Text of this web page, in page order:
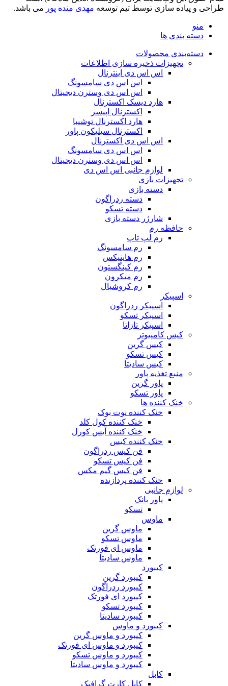
طراحی و پیاده سازی توسط تیم توسعه مهدی منده پور می باشد.
منو
دسته بندی ها
دسته‌بندی محصولات
تجهیزات ذخیره سازی اطلاعات
اس اس دی اینترنال
اس اس دی سامسونگ
اس اس دی وسترن دیجیتال
هارد دیسک اکسترنال
اکسترنال اپیسر
هارد اکسترنال توشیبا
اکسترنال سیلیکون پاور
اس اس دی اکسترنال
اس اس دی سامسونگ
اس اس دی وسترن دیجیتال
لوازم جانبی اس اس دی
تجهیزات بازی
دسته بازی
دسته ردراگون
دسته تسکو
شارژر دسته بازی
حافظه رم
رم لپ تاپ
رم سامسونگ
رم هاینیکس
رم کینگستون
رم میکرون
رم کروشیال
اسپیکر
اسپیکر ردراگون
اسپیکر تسکو
اسپیکر تازاتا
کیس کامپیوتر
کیس گرین
کیس تسکو
کیس سادیتا
منبع تغذیه‌ پاور
پاور گرین
پاور تسکو
خنک کننده ها
خنک کننده نوت بوک
خنک کننده کول کلد
خنک کننده آیس کورل
خنک کننده کیس
فن کیس ردراگون
فن کیس تسکو
فن کیس گیم مکس
خنک کننده پردازنده
لوازم جانبی
پاور بانک
تسکو
ماوس
ماوس گرین
ماوس تسکو
ماوس ای فورتک
ماوس سادیتا
کیبورد
کیبورد گرین
کیبورد ردراگون
کیبورد ای فورتک
کیبورد تسکو
کیبورد سادیتا
کیبورد و ماوس
کیبورد و ماوس گرین
کیبورد و ماوس ای فورتک
کیبورد و ماوس تسکو
کیبورد و ماوس سادیتا
کابل
کابل کارت گرافیک